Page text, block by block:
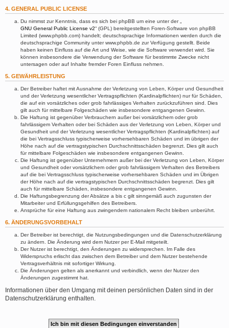
4. GENERAL PUBLIC LICENSE
Du nimmst zur Kenntnis, dass es sich bei phpBB um eine unter der „
GNU General Public License v2“ (GPL) bereitgestellten Foren-Software von phpBB
Limited (www.phpbb.com) handelt; deutschsprachige Informationen werden durch die
deutschsprachige Community unter www.phpbb.de zur Verfügung gestellt. Beide
haben keinen Einfluss auf die Art und Weise, wie die Software verwendet wird. Sie
können insbesondere die Verwendung der Software für bestimmte Zwecke nicht
untersagen oder auf Inhalte fremder Foren Einfluss nehmen.
5. GEWÄHRLEISTUNG
Der Betreiber haftet mit Ausnahme der Verletzung von Leben, Körper und Gesundheit
und der Verletzung wesentlicher Vertragspflichten (Kardinalpflichten) nur für Schäden,
die auf ein vorsätzliches oder grob fahrlässiges Verhalten zurückzuführen sind. Dies
gilt auch für mittelbare Folgeschäden wie insbesondere entgangenen Gewinn.
Die Haftung ist gegenüber Verbrauchern außer bei vorsätzlichem oder grob
fahrlässigem Verhalten oder bei Schäden aus der Verletzung von Leben, Körper und
Gesundheit und der Verletzung wesentlicher Vertragspflichten (Kardinalpflichten) auf
die bei Vertragsschluss typischerweise vorhersehbaren Schäden und im übrigen der
Höhe nach auf die vertragstypischen Durchschnittsschäden begrenzt. Dies gilt auch
für mittelbare Folgeschäden wie insbesondere entgangenen Gewinn.
Die Haftung ist gegenüber Unternehmern außer bei der Verletzung von Leben, Körper
und Gesundheit oder vorsätzlichem oder grob fahrlässigem Verhalten des Betreibers
auf die bei Vertragsschluss typischerweise vorhersehbaren Schäden und im Übrigen
der Höhe nach auf die vertragstypischen Durchschnittsschäden begrenzt. Dies gilt
auch für mittelbare Schäden, insbesondere entgangenen Gewinn.
Die Haftungsbegrenzung der Absätze a bis c gilt sinngemäß auch zugunsten der
Mitarbeiter und Erfüllungsgehilfen des Betreibers.
Ansprüche für eine Haftung aus zwingendem nationalem Recht bleiben unberührt.
6. ÄNDERUNGSVORBEHALT
Der Betreiber ist berechtigt, die Nutzungsbedingungen und die Datenschutzerklärung
zu ändern. Die Änderung wird dem Nutzer per E-Mail mitgeteilt.
Der Nutzer ist berechtigt, den Änderungen zu widersprechen. Im Falle des
Widerspruchs erlischt das zwischen dem Betreiber und dem Nutzer bestehende
Vertragsverhältnis mit sofortiger Wirkung.
Die Änderungen gelten als anerkannt und verbindlich, wenn der Nutzer den
Änderungen zugestimmt hat.
Informationen über den Umgang mit deinen persönlichen Daten sind in der
Datenschutzerklärung enthalten.